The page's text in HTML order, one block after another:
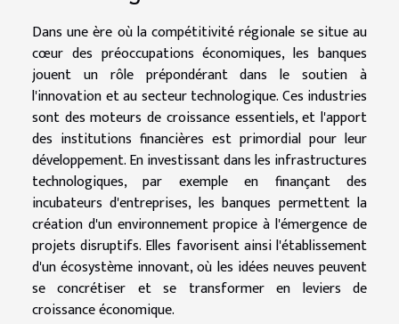
Dans une ère où la compétitivité régionale se situe au
cœur des préoccupations économiques, les banques
jouent un rôle prépondérant dans le soutien à
l'innovation et au secteur technologique. Ces industries
sont des moteurs de croissance essentiels, et l'apport
des institutions financières est primordial pour leur
développement. En investissant dans les infrastructures
technologiques, par exemple en finançant des
incubateurs d'entreprises, les banques permettent la
création d'un environnement propice à l'émergence de
projets disruptifs. Elles favorisent ainsi l'établissement
d'un écosystème innovant, où les idées neuves peuvent
se concrétiser et se transformer en leviers de
croissance économique.